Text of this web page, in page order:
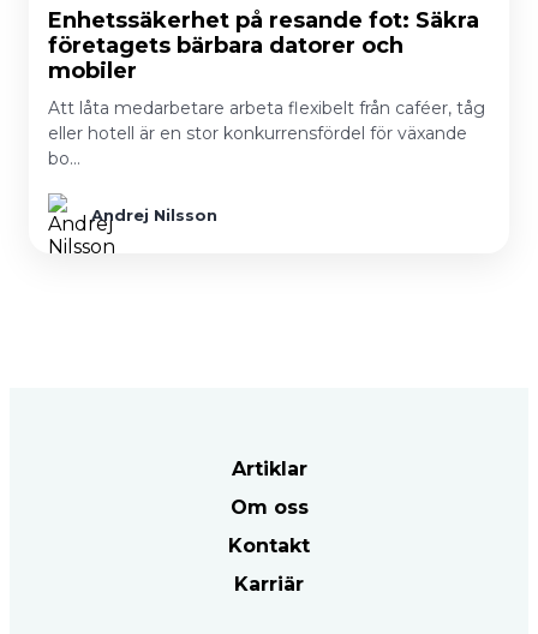
Enhetssäkerhet på resande fot: Säkra
företagets bärbara datorer och
mobiler
Att låta medarbetare arbeta flexibelt från caféer, tåg
eller hotell är en stor konkurrensfördel för växande
bo…
Andrej Nilsson
Artiklar
Om oss
Kontakt
Karriär